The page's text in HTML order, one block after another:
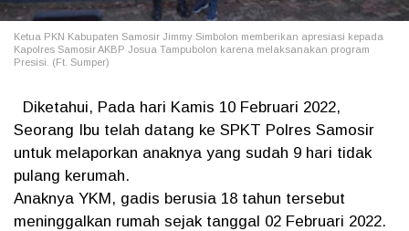
Ketua PKN Kabupaten Samosir Jimmy Simbolon memberikan apresiasi kepada
Kapolres Samosir AKBP Josua Tampubolon karena melaksanakan program
Presisi. (Ft. Sumper)
Diketahui, Pada hari Kamis 10 Februari 2022,
Seorang Ibu telah datang ke SPKT Polres Samosir
untuk melaporkan anaknya yang sudah 9 hari tidak
pulang kerumah.
Anaknya YKM, gadis berusia 18 tahun tersebut
meninggalkan rumah sejak tanggal 02 Februari 2022.